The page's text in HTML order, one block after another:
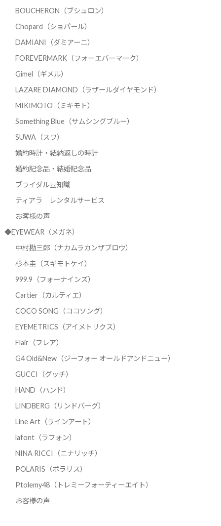
BOUCHERON（ブシュロン）
Chopard（ショパール）
DAMIANI（ダミアーニ）
FOREVERMARK（フォーエバーマーク）
Gimel（ギメル）
LAZARE DIAMOND（ラザールダイヤモンド）
MIKIMOTO（ミキモト）
Something Blue（サムシングブルー）
SUWA（スワ）
婚約時計・結納返しの時計
婚約記念品・結婚記念品
ブライダル豆知識
ティアラ レンタルサービス
お客様の声
◆EYEWEAR（メガネ）
中村勘三郎（ナカムラカンザブロウ）
杉本圭（スギモトケイ）
999.9（フォーナインズ）
Cartier（カルティエ）
COCO SONG（ココソング）
EYEMETRICS（アイメトリクス）
Flair（フレア）
G4 Old&New（ジーフォー オールドアンドニュー）
GUCCI（グッチ）
HAND（ハンド）
LINDBERG（リンドバーグ）
Line Art（ラインアート）
lafont（ラフォン）
NINA RICCI（ニナリッチ）
POLARIS（ポラリス）
Ptolemy48（トレミーフォーティーエイト）
お客様の声